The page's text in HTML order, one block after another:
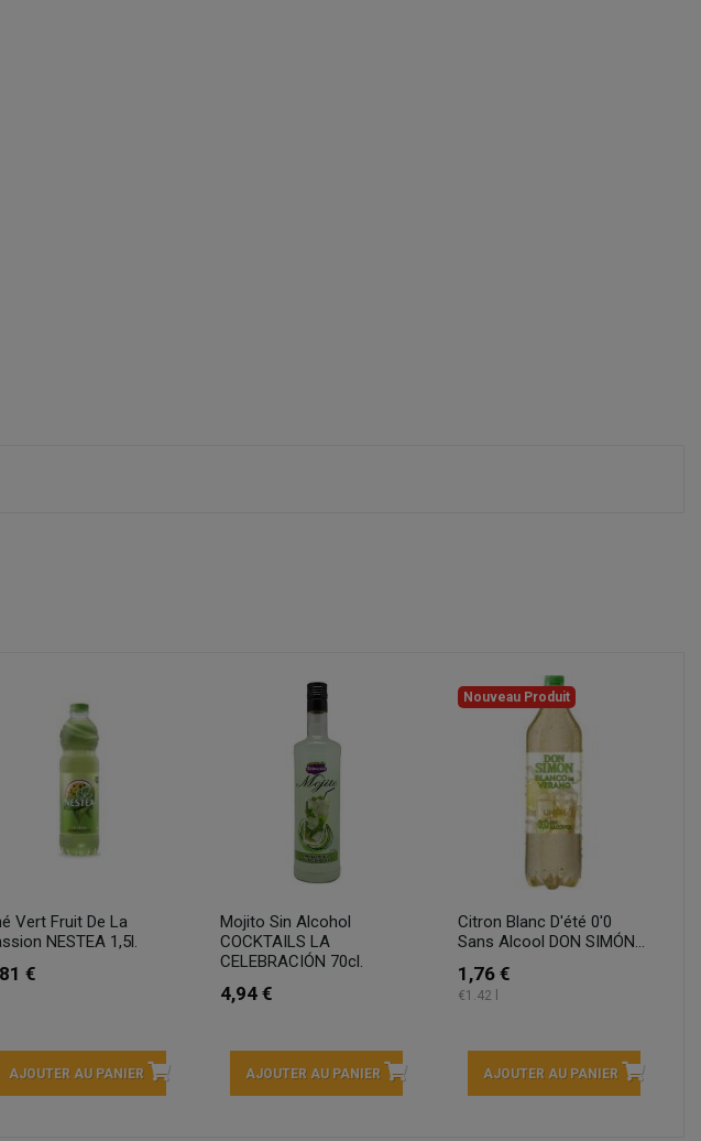
Vert Fruit De La
NESTEA 1,5l.
€
AJOUTER AU PANIER
Mojito Sin Alcohol
COCKTAILS LA
CELEBRACIÓN 70cl.
4,94 €
AJOUTER AU PANIER
Nouveau Produit
Citron Blanc D'été 0'0
Sans Alcool DON SIMÓN...
1,76 €
€1.42 l
AJOUTER AU PANIER